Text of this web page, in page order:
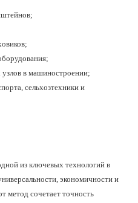
в машиностроении;
сельхозтехники и
из ключевых технологий в
экономичности и
метод сочетает точность